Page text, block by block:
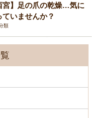
宮】足の爪の乾燥…気に
ていませんか？
類